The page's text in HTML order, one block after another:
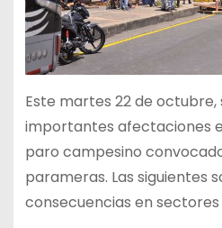
Este martes 22 de
importantes afectaciones
paro campesino
parameras. Las siguientes
consecuencias en sectores